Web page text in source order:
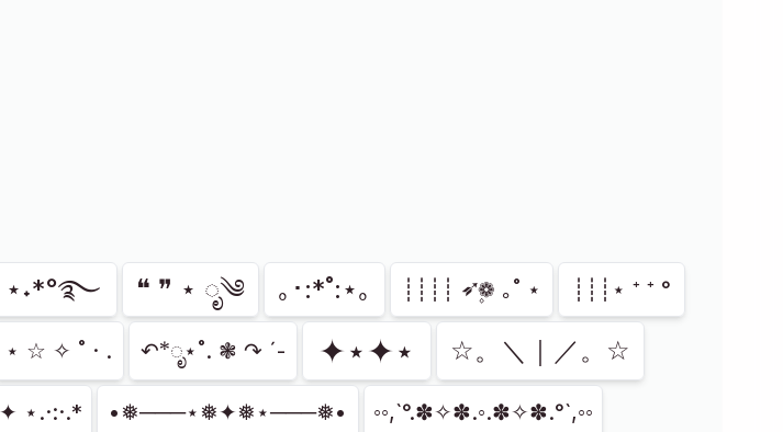
⋆˖*°࿐ ❝ ❞ ⋆ ೃ༄ ｡･:*˚:⋆｡ ┊┊┊┊ ➶❁۪ ｡˚ ⋆ ┊┊┊⋆ ⁺ ⁺ °
⋆ ☆ ✧ ˚ · . ↶*ೃ⋆˚. ❃ ↷ ˊ- ✦⋆✦⋆
☆。＼｜／。☆
⋆.·:·.* •❅───⋆❅✦❅⋆───❅• ◦◦,`°.✽✧✽.◦.✽✧✽.°`,◦◦